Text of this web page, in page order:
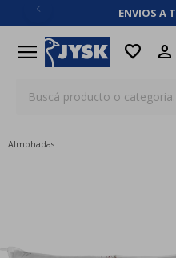
ENVIOS A
menu favorite
Almohadas
close